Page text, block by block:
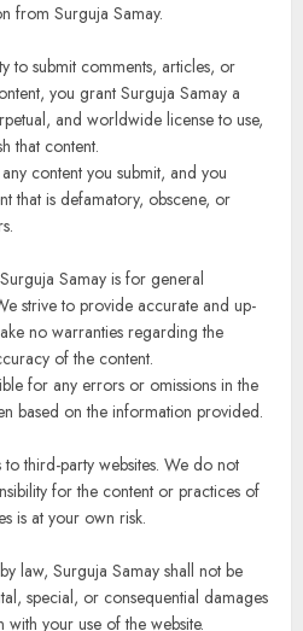
from Surguja Samay.
to submit comments, articles, or
you grant Surguja Samay a
and worldwide license to use,
that content.
content you submit, and you
that is defamatory, obscene, or
Samay is for general
strive to provide accurate and up-
no warranties regarding the
of the content.
for any errors or omissions in the
based on the information provided.
third-party websites. We do not
for the content or practices of
is at your own risk.
law, Surguja Samay shall not be
special, or consequential damages
your use of the website.